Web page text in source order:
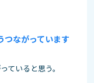
つながっています
ていると思う。